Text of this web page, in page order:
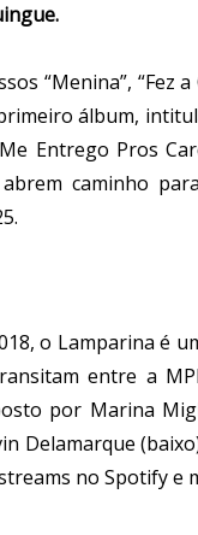
“Menina”, “Fez
álbum,
Entrego Pros
caminho
o Lamparina é
entre a
por Marina
Delamarque
no Spotify e